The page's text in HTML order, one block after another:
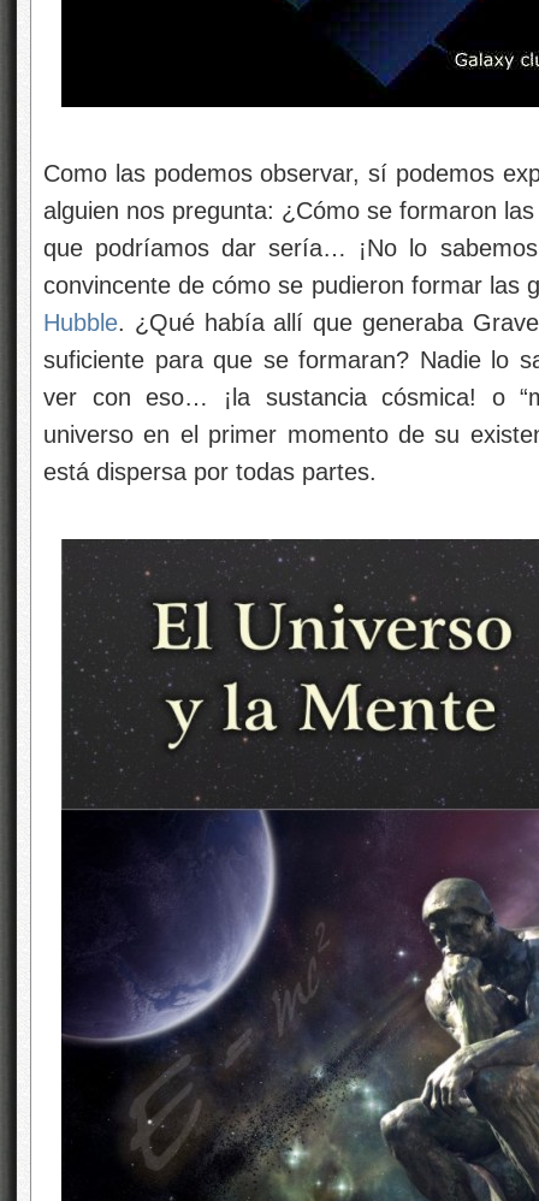
Como las podemos observar, sí podemos
alguien nos pregunta: ¿Cómo se formaron
que podríamos dar sería… ¡No lo
convincente de cómo se pudieron formar las
Hubble. ¿Qué había allí que generaba
suficiente para que se formaran? Nadie lo
ver con eso… ¡la sustancia cósmica! o
universo en el primer momento de su
está dispersa por todas partes.